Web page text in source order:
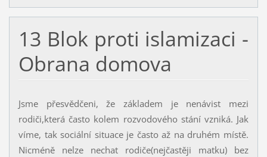
13 Blok proti islamizaci -
Obrana domova
Jsme přesvědčeni, že základem je nenávist mezi
rodiči,která často kolem rozvodového stání vzniká. Jak
víme, tak sociální situace je často až na druhém místě.
Nicméně nelze nechat rodiče(nejčastěji matku) bez